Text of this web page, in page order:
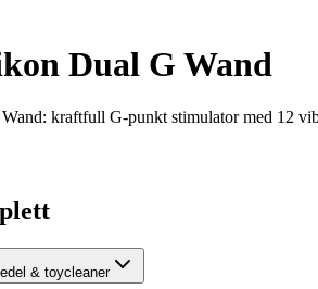
Dual G Wand
kraftfull G-punkt stimulator med 12
& toycleaner